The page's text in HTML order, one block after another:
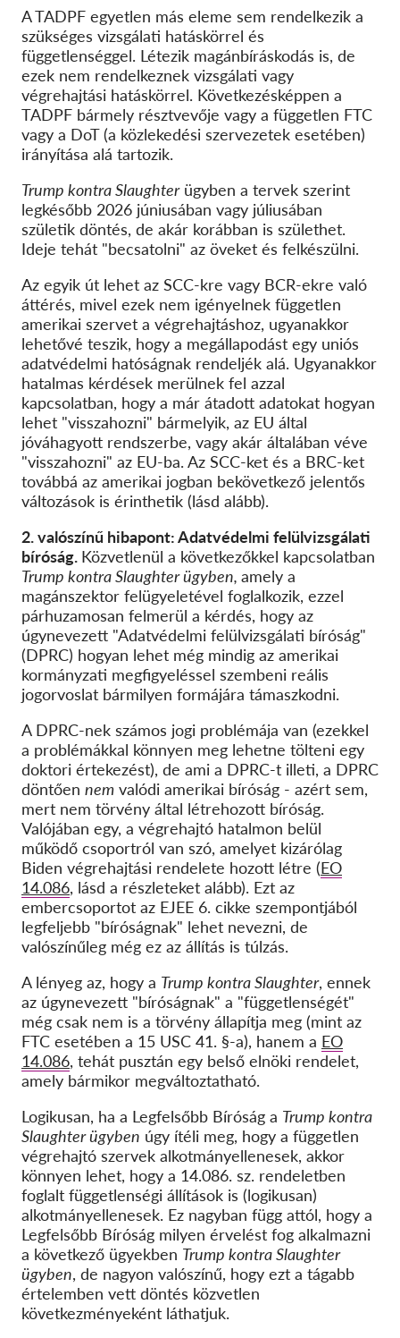
A TADPF egyetlen más eleme sem rendelkezik a
szükséges vizsgálati hatáskörrel és
függetlenséggel. Létezik magánbíráskodás is, de
ezek nem rendelkeznek vizsgálati vagy
végrehajtási hatáskörrel. Következésképpen a
TADPF bármely résztvevője vagy a független FTC
vagy a DoT (a közlekedési szervezetek esetében)
irányítása alá tartozik.
Trump kontra Slaughterügyben a tervek szerint
legkésőbb 2026 júniusában vagy júliusában
születik döntés, de akár korábban is születhet.
Ideje tehát "becsatolni" az öveket és felkészülni.
Az egyik út lehet az SCC-kre vagy BCR-ekre való
áttérés, mivel ezek nem igényelnek független
amerikai szervet a végrehajtáshoz, ugyanakkor
lehetővé teszik, hogy a megállapodást egy uniós
adatvédelmi hatóságnak rendeljék alá. Ugyanakkor
hatalmas kérdések merülnek fel azzal
kapcsolatban, hogy a már átadott adatokat hogyan
lehet "visszahozni" bármelyik, az EU által
jóváhagyott rendszerbe, vagy akár általában véve
"visszahozni" az EU-ba. Az SCC-ket és a BRC-ket
továbbá az amerikai jogban bekövetkező jelentős
változások is érinthetik (lásd alább).
2. valószínű hibapont: Adatvédelmi felülvizsgálati
bíróság. Közvetlenül a következőkkel kapcsolatban
Trump kontra Slaughter ügyben, amely a
magánszektor felügyeletével foglalkozik, ezzel
párhuzamosan felmerül a kérdés, hogy az
úgynevezett "Adatvédelmi felülvizsgálati bíróság"
(DPRC) hogyan lehet még mindig az amerikai
kormányzati megfigyeléssel szembeni reális
jogorvoslat bármilyen formájára támaszkodni.
A DPRC-nek számos jogi problémája van (ezekkel
a problémákkal könnyen meg lehetne tölteni egy
doktori értekezést), de ami a DPRC-t illeti, a DPRC
döntően nem valódi amerikai bíróság - azért sem,
mert nem törvény által létrehozott bíróság.
Valójában egy, a végrehajtó hatalmon belül
működő csoportról van szó, amelyet kizárólag
Biden végrehajtási rendelete hozott létre (EO
14.086, lásd a részleteket alább). Ezt az
embercsoportot az EJEE 6. cikke szempontjából
legfeljebb "bíróságnak" lehet nevezni, de
valószínűleg még ez az állítás is túlzás.
A lényeg az, hogy a Trump kontra Slaughter, ennek
az úgynevezett "bíróságnak" a "függetlenségét"
még csak nem is a törvény állapítja meg (mint az
FTC esetében a 15 USC 41. §-a), hanem a EO
14.086, tehát pusztán egy belső elnöki rendelet,
amely bármikor megváltoztatható.
Logikusan, ha a Legfelsőbb Bíróság a Trump kontra
Slaughter ügyben úgy ítéli meg, hogy a független
végrehajtó szervek alkotmányellenesek, akkor
könnyen lehet, hogy a 14.086. sz. rendeletben
foglalt függetlenségi állítások is (logikusan)
alkotmányellenesek. Ez nagyban függ attól, hogy a
Legfelsőbb Bíróság milyen érvelést fog alkalmazni
a következő ügyekben Trump kontra Slaughter
ügyben, de nagyon valószínű, hogy ezt a tágabb
értelemben vett döntés közvetlen
következményeként láthatjuk.